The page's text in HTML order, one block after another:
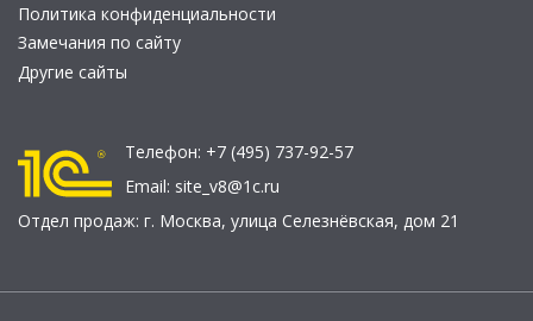
Политика конфиденциальности
Замечания по сайту
Другие сайты
Телефон: +7 (495) 737-92-57
Email: site_v8@1c.ru
Отдел продаж: г. Москва, улица Селезнёвская, дом 21